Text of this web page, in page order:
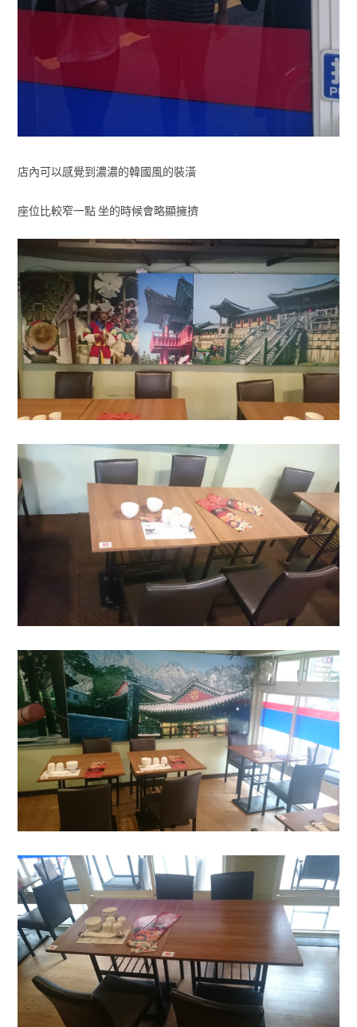
店內可以感覺到濃濃的韓國風的裝潢
座位比較窄一點 坐的時候會略顯擁擠